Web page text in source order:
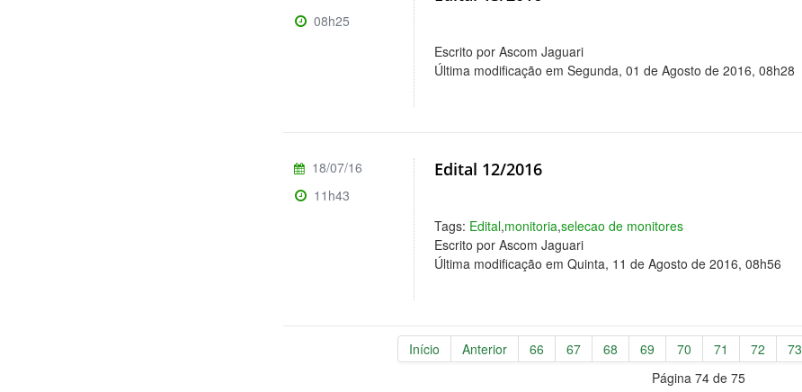
Escrito por Ascom Jaguari
Última modificação em Segunda, 01 de Agosto de 2016, 08h28
08h25
Edital 12/2016
Tags: Edital,monitoria,selecao de monitores
Escrito por Ascom Jaguari
Última modificação em Quinta, 11 de Agosto de 2016, 08h56
18/07/16
11h43
Início Anterior 66 67 68 69 70 71 72 73
Página 74 de 75